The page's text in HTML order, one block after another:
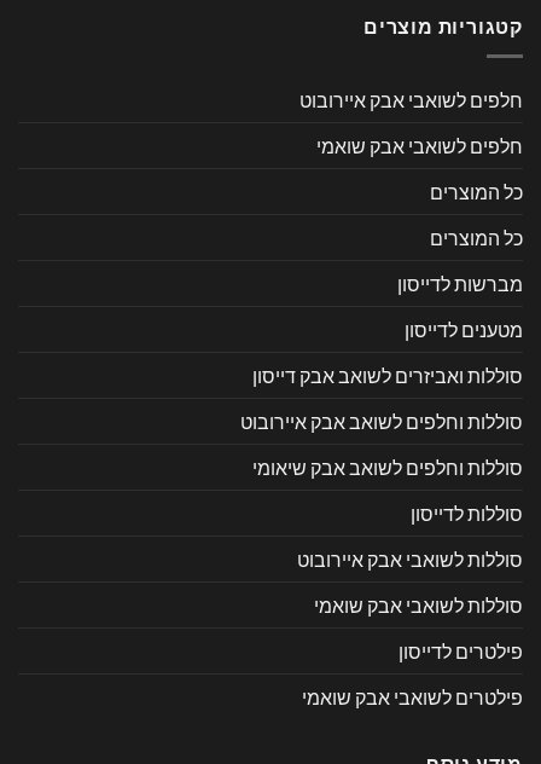
קטגוריות מוצרים
חלפים לשואבי אבק איירובוט
חלפים לשואבי אבק שואמי
כל המוצרים
כל המוצרים
מברשות לדייסון
מטענים לדייסון
סוללות ואביזרים לשואב אבק דייסון
סוללות וחלפים לשואב אבק איירובוט
סוללות וחלפים לשואב אבק שיאומי
סוללות לדייסון
סוללות לשואבי אבק איירובוט
סוללות לשואבי אבק שואמי
פילטרים לדייסון
פילטרים לשואבי אבק שואמי